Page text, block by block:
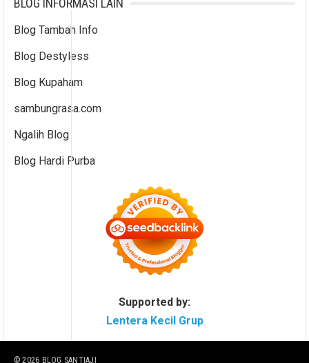
BLOG INFORMASI LAIN
Blog Tambah Info
Blog Destyless
Blog Kupaham
sambungrasa.com
Ngalih Blog
Blog Hardi Purba
Supported by:
Lentera Kecil Grup
© 2026 BLOG SANTIAJI